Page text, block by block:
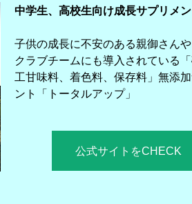
中学生、高校生向け成長サプリメン
子供の成長に不安のある親御さん
クラブチームにも導入されている
工甘味料、着色料、保存料」無添
ント「トータルアップ」
公式サイトをCHECK